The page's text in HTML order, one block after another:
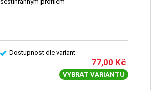
Dostupnost dle variant
77,00 Kč
VYBRAT VARIANTU